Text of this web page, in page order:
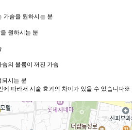
가슴을 원하시는 분
원하시는 분
의 볼륨이 꺼진 가슴
되시는 분
따라서 시술 효과의 차이가 있을 수 있습니다※